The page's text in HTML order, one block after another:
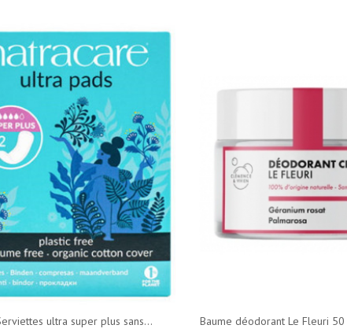
ultra super plus sans... Baume déodorant Le Fleuri